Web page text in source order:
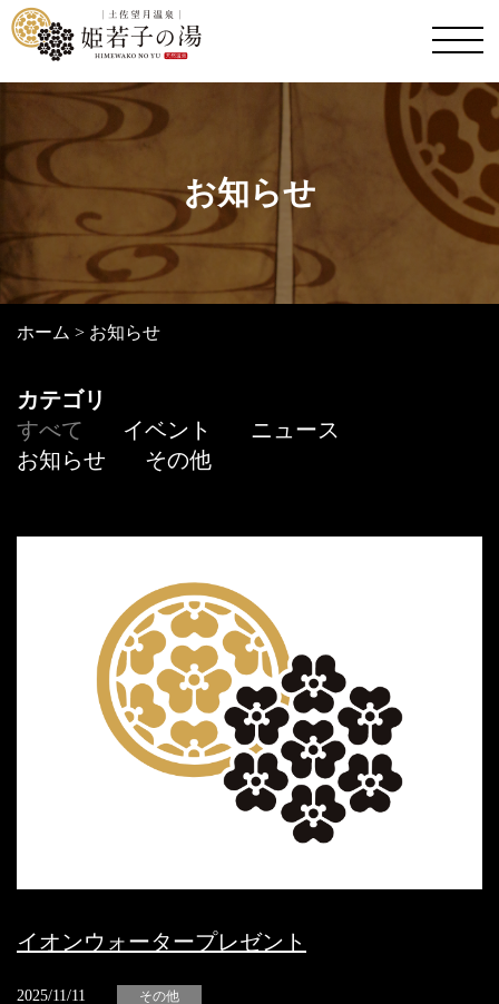
お知らせ
ホーム > お知らせ
カテゴリ
すべて
イベント
ニュース
お知らせ
その他
イオンウォータープレゼント
2025/11/11 その他